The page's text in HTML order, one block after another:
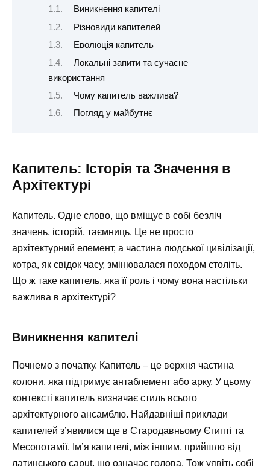
Виникнення капителі
Різновиди капителей
Еволюція капитель
Локальні запити та сучасне
використання
Чому капитель важлива?
Погляд у майбутнє
Капитель: Історія та Значення в
Архітектурі
Капитель. Одне слово, що вміщує в собі безліч
значень, історій, таємниць. Це не просто
архітектурний елемент, а частина людської цивілізації,
котра, як свідок часу, змінювалася походом століть.
Що ж таке капитель, яка її роль і чому вона настільки
важлива в архітектурі?
Виникнення капителі
Почнемо з початку. Капитель – це верхня частина
колони, яка підтримує антаблемент або арку. У цьому
контексті капитель визначає стиль всього
архітектурного ансамблю. Найдавніші приклади
капителей з’явилися ще в Стародавньому Єгипті та
Месопотамії. Ім’я капителі, між іншим, прийшло від
латинського caput, що означає голова. Тож уявіть собі